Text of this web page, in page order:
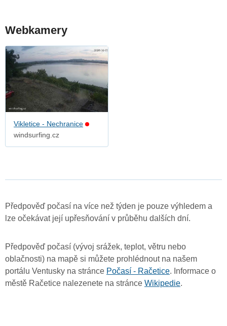
Webkamery
Vikletice - Nechranice
windsurfing.cz
Předpověď počasí na více než týden je pouze výhledem a
lze očekávat její upřesňování v průběhu dalších dní.
Předpověď počasí (vývoj srážek, teplot, větru nebo
oblačnosti) na mapě si můžete prohlédnout na našem
portálu Ventusky na stránce Počasí - Račetice. Informace o
městě Račetice nalezenete na stránce Wikipedie.